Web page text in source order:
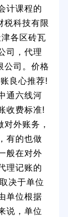
计课程的
税科技有限
各区砖瓦
司，代理
公司。价格
良心推荐!
通六线河
收费标准!
外账务，
有的也做
般在对外
理记账的
决于单位
单位根据
说，单位